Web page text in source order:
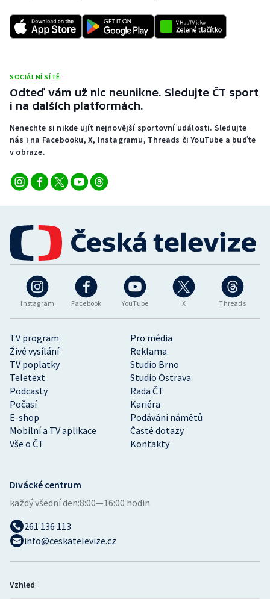
SOCIÁLNÍ SÍTĚ
Odteď vám už nic neunikne. Sledujte ČT sport
i na dalších platformách.
Nenechte si nikde ujít nejnovější sportovní události. Sledujte
nás i na Facebooku, X, Instagramu, Threads či YouTube a buďte
v obraze.
Instagram Facebook YouTube X Threads
TV program
Pro média
Živé vysílání
Reklama
TV poplatky
Studio Brno
Teletext
Studio Ostrava
Podcasty
Rada ČT
Počasí
Kariéra
E-shop
Podávání námětů
Mobilní a TV aplikace
Časté dotazy
Vše o ČT
Kontakty
Divácké centrum
každý všední den:8:00—16:00 hodin
261 136 113
info@ceskatelevize.cz
Vzhled